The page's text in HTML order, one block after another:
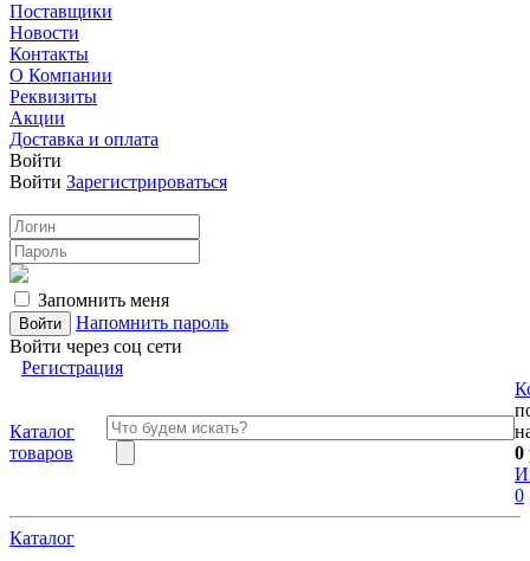
Поставщики
Новости
Контакты
О Компании
Реквизиты
Акции
Доставка и оплата
Войти
Войти Зарегистрироваться
Запомнить меня
Напомнить пароль
Войти через соц сети
Регистрация
Каталог
товаров
0
0
Каталог